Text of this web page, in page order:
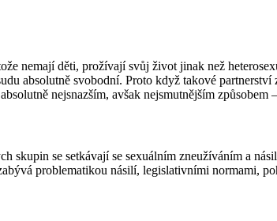
nemají děti, prožívají svůj život jinak než
absolutně svobodní. Proto když takové
nejsnazším, avšak nejsmutnějším
skupin se setkávají se sexuálním zneužíváním a
problematikou násilí, legislativními normami,